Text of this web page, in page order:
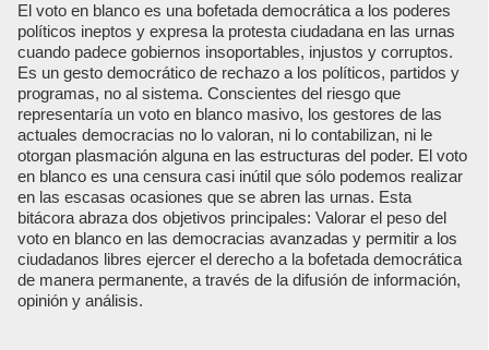
El voto en blanco es una bofetada democrática a los poderes
políticos ineptos y expresa la protesta ciudadana en las urnas
cuando padece gobiernos insoportables, injustos y corruptos.
Es un gesto democrático de rechazo a los políticos, partidos y
programas, no al sistema. Conscientes del riesgo que
representaría un voto en blanco masivo, los gestores de las
actuales democracias no lo valoran, ni lo contabilizan, ni le
otorgan plasmación alguna en las estructuras del poder. El voto
en blanco es una censura casi inútil que sólo podemos realizar
en las escasas ocasiones que se abren las urnas. Esta
bitácora abraza dos objetivos principales: Valorar el peso del
voto en blanco en las democracias avanzadas y permitir a los
ciudadanos libres ejercer el derecho a la bofetada democrática
de manera permanente, a través de la difusión de información,
opinión y análisis.